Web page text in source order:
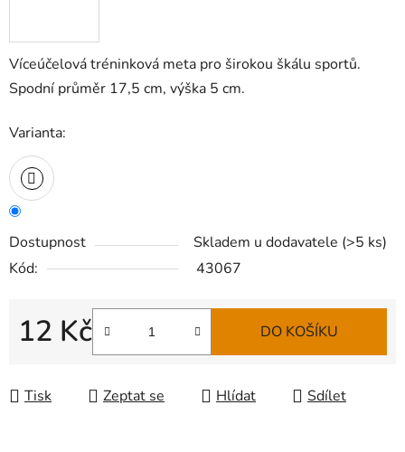
Víceúčelová tréninková meta pro širokou škálu sportů.
Spodní průměr 17,5 cm, výška 5 cm.
Varianta:
Dostupnost Skladem u dodavatele (>5 ks)
Kód:
43067
12 Kč
Měrná cena:
DO KOŠÍKU
Tisk Zeptat se Hlídat Sdílet